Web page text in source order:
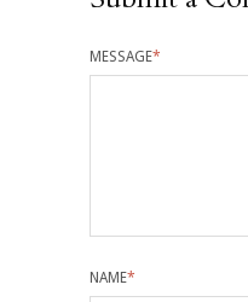
MESSAGE*
NAME*